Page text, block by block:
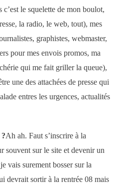
le squelette de mon boulot,
la radio, le web, tout), mes
graphistes, webmaster,
pour mes envois promos, ma
qui me fait griller la queue),
une des attachées de presse qui
entres les urgences, actualités
Ah ah. Faut s’inscrire à la
souvent sur le site et devenir un
vais surement bosser sur la
devrait sortir à la rentrée 08 mais